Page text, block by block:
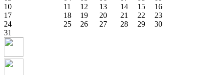
10
11 12 13 14 15
16
17
18 19 20 21 22
23
24
25 26 27 28 29
30
31